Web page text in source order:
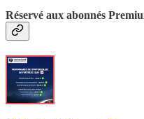
Réservé aux abonnés